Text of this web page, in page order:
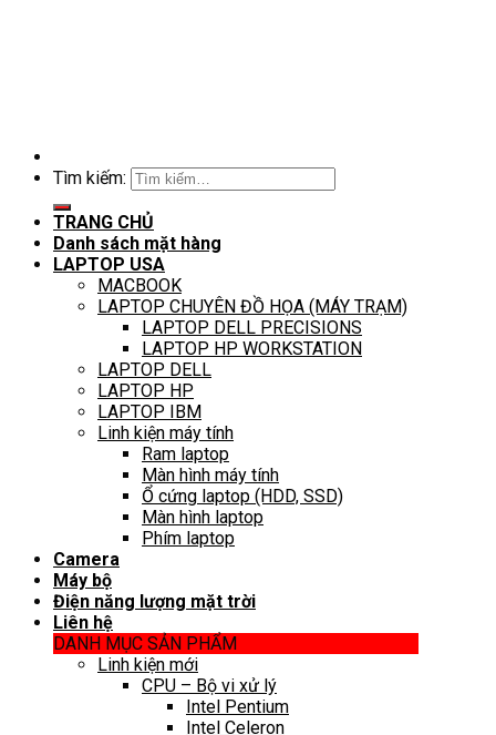
Tìm kiếm:
TRANG CHỦ
Danh sách mặt hàng
LAPTOP USA
MACBOOK
LAPTOP CHUYÊN ĐỒ HỌA (MÁY TRẠM)
LAPTOP DELL PRECISIONS
LAPTOP HP WORKSTATION
LAPTOP DELL
LAPTOP HP
LAPTOP IBM
Linh kiện máy tính
Ram laptop
Màn hình máy tính
Ổ cứng laptop (HDD, SSD)
Màn hình laptop
Phím laptop
Camera
Máy bộ
Điện năng lượng mặt trời
Liên hệ
DANH MỤC SẢN PHẨM
Linh kiện mới
CPU – Bộ vi xử lý
Intel Pentium
Intel Celeron